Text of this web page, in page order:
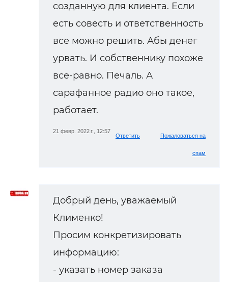
созданную для клиента. Если
есть совесть и ответственность
все можно решить. Абы денег
урвать. И собственнику похоже
все-равно. Печаль. А
сарафанное радио оно такое,
работает.
21 февр. 2022 г., 12:57
Ответить Пожаловаться на
спам
Добрый день, уважаемый
Клименко!
Просим конкретизировать
информацию:
- указать номер заказа